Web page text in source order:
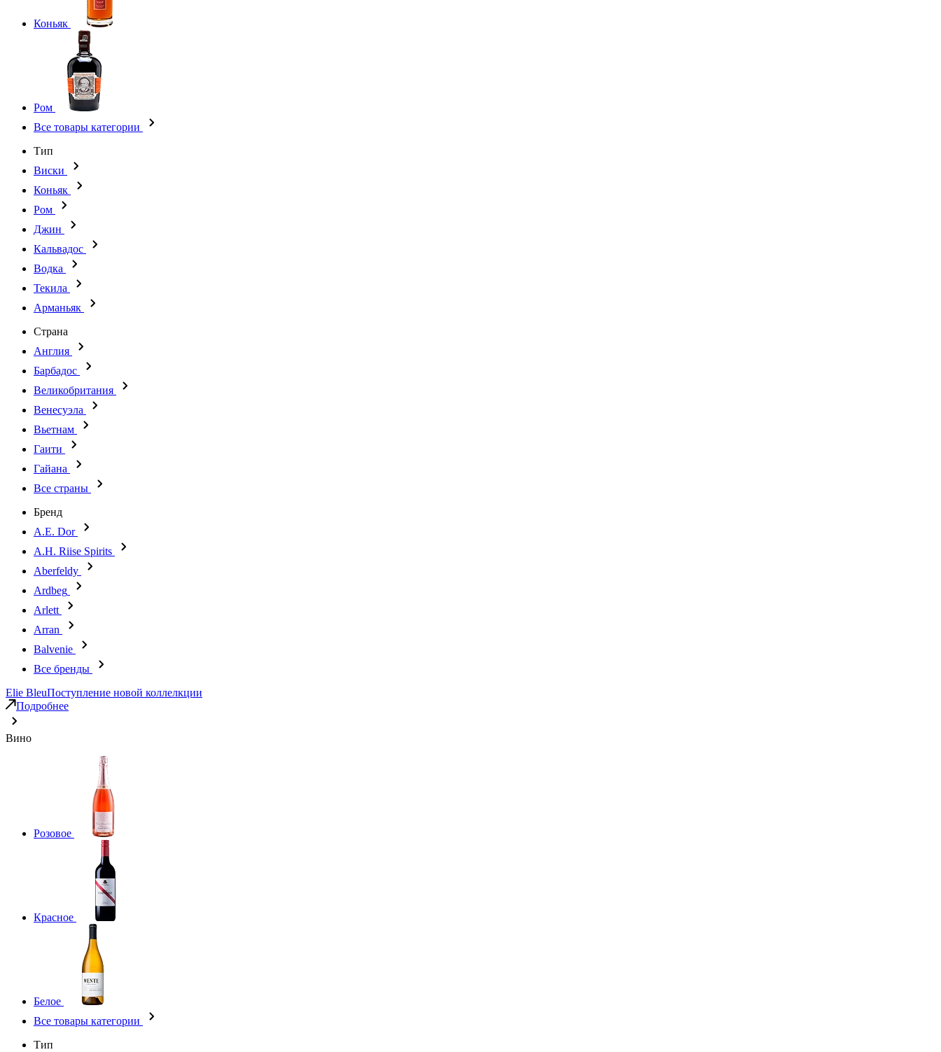
Коньяк
Ром
Все товары категории
Тип
Виски
Коньяк
Ром
Джин
Кальвадос
Водка
Текила
Арманьяк
Страна
Англия
Барбадос
Великобритания
Венесуэла
Вьетнам
Гаити
Гайана
Все страны
Бренд
A.E. Dor
A.H. Riise Spirits
Aberfeldy
Ardbeg
Arlett
Arran
Balvenie
Все бренды
Elie BleuПоступление новой коллелкции
Подробнее
Вино
Розовое
Красное
Белое
Все товары категории
Тип